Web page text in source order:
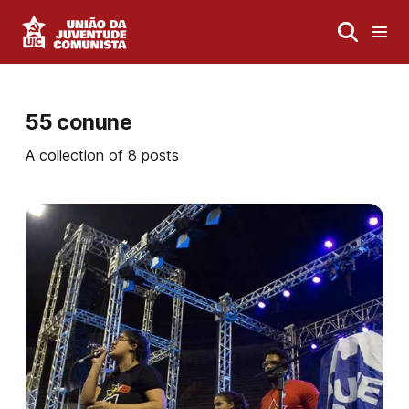
55 conune
A collection of 8 posts